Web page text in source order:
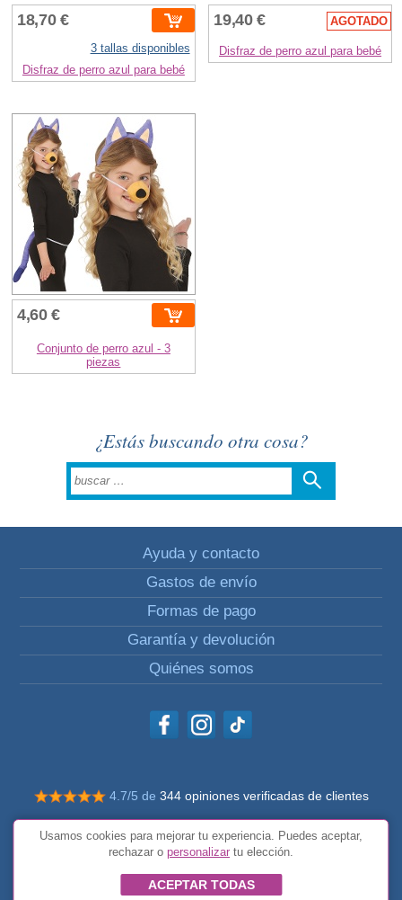
18,70 €
3 tallas disponibles
Disfraz de perro azul para bebé
19,40 € AGOTADO
Disfraz de perro azul para bebé
4,60 €
Conjunto de perro azul - 3
piezas
¿Estás buscando otra cosa?
Ayuda y contacto
Gastos de envío
Formas de pago
Garantía y devolución
Quiénes somos
4.7/5 de 344 opiniones verificadas de clientes
© Todos los derechos reservados Impulsivos
Condiciones generales
Usamos cookies para mejorar tu experiencia. Puedes aceptar,
rechazar o personalizar tu elección.
ACEPTAR TODAS